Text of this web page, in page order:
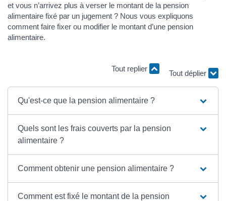
et vous n’arrivez plus à verser le montant de la pension
alimentaire fixé par un jugement ? Nous vous expliquons
comment faire fixer ou modifier le montant d’une pension
alimentaire.
Tout replier
Tout déplier
Qu'est-ce que la pension alimentaire ?
Quels sont les frais couverts par la pension
alimentaire ?
Comment obtenir une pension alimentaire ?
Comment est fixé le montant de la pension